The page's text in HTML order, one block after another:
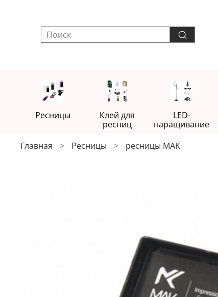
Ресницы
Клей для
ресниц
LED-
наращивание
Главная Ресницы ресницы MAK